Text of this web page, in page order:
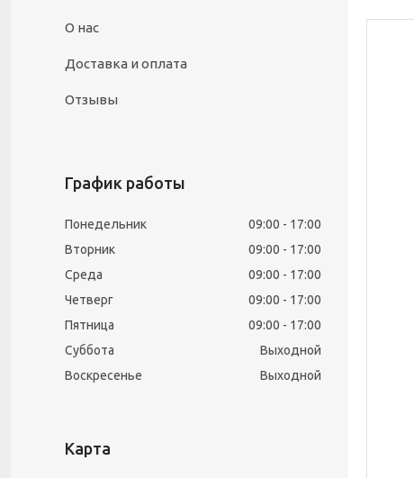
О нас
Доставка и оплата
Отзывы
График работы
Понедельник 09:00
17:00
Вторник
09:00
17:00
Среда
09:00
17:00
Четверг
09:00
17:00
Пятница
09:00
17:00
Суббота
Выходной
Воскресенье
Выходной
Карта